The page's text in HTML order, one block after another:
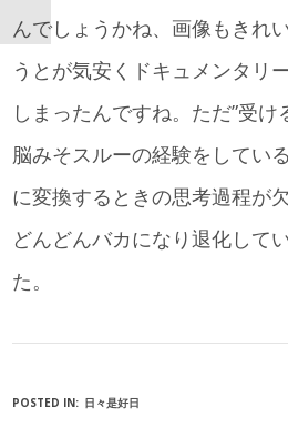
んでしょうかね、画像もきれ
うとが気安くドキュメンタリ
しまったんですね。ただ”受け
脳みそスルーの経験をしてい
に変換するときの思考過程が
どんどんバカになり退化して
た。
POSTED IN: 日々是好日